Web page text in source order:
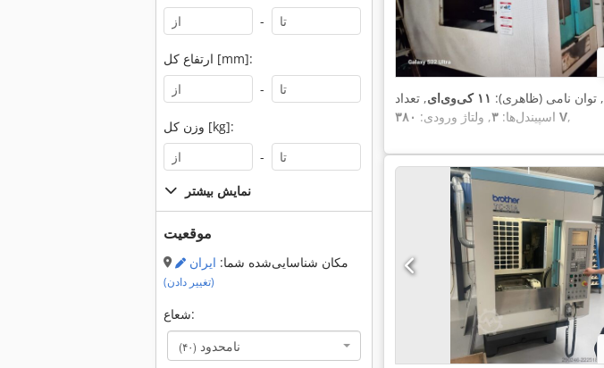
-
ارتفاع کل [mm]:
-
وزن کل [kg]:
-
نمایش بیشتر
موقعیت
مکان شناسایی‌شده شما: ایران
(تغییر دادن)
شعاع:
نامحدود (۴۰)
, توان نامی (ظاهری): ۱۱ کی‌وی‌ای
, تعداد
اسپیندل‌ها: ۳, ولتاژ ورودی: ۳۸۰ V,